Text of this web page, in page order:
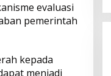
evaluasi
pemerintah
kepada
menjadi